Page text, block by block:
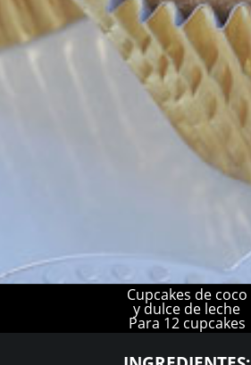
Cupcakes de coco
y dulce de leche
Para 12 cupcakes